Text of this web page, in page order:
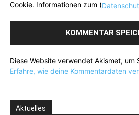
Cookie. Informationen zum (
Diese Website verwendet Akismet, um
Erfahre, wie deine Kommentardaten
Aktuelles